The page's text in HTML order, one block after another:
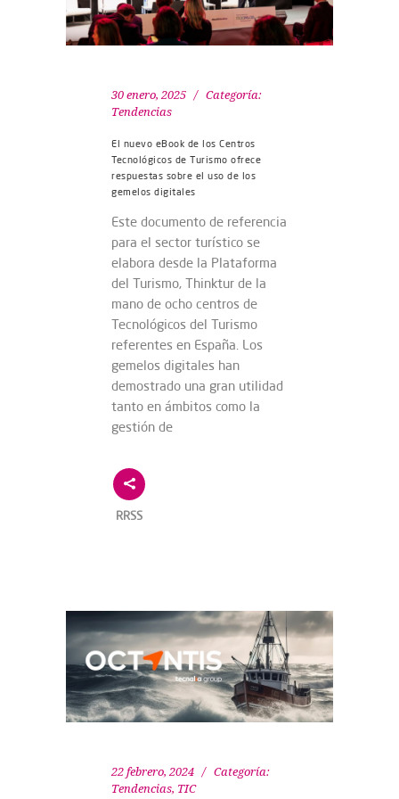
30 enero, 2025
Categoría:
Tendencias
El nuevo eBook de los Centros
Tecnológicos de Turismo ofrece
respuestas sobre el uso de los
gemelos digitales
Este documento de referencia
para el sector turístico se
elabora desde la Plataforma
del Turismo, Thinktur de la
mano de ocho centros de
Tecnológicos del Turismo
referentes en España. Los
gemelos digitales han
demostrado una gran utilidad
tanto en ámbitos como la
gestión de
RRSS
22 febrero, 2024
Categoría:
Tendencias, TIC